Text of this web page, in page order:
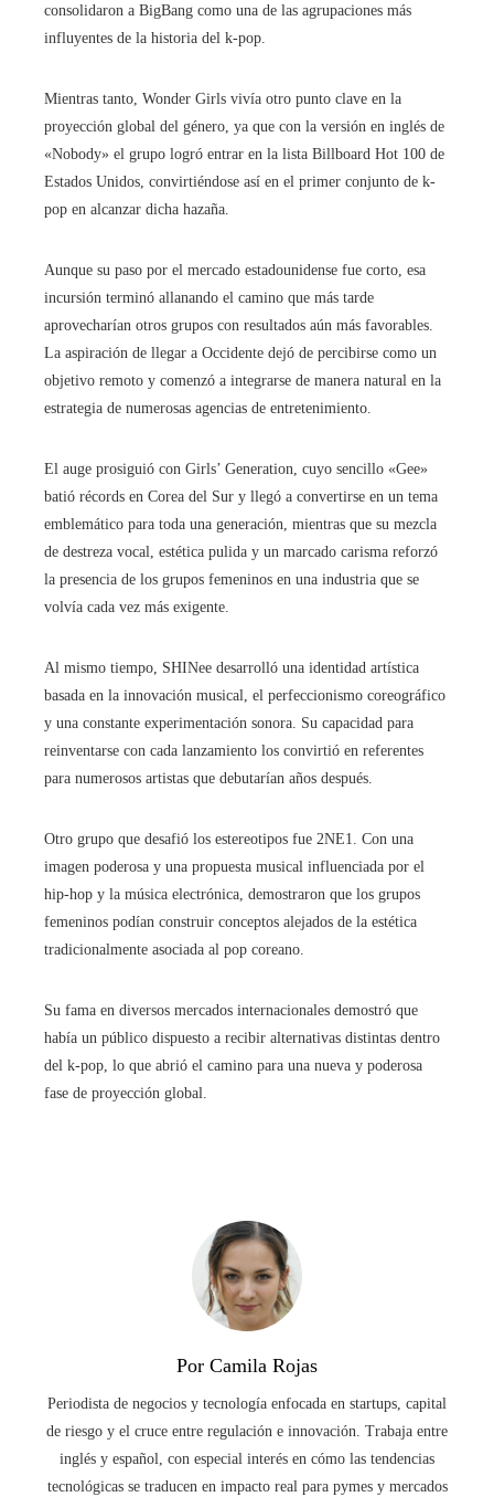
consolidaron a BigBang como una de las agrupaciones más
influyentes de la historia del k-pop.
Mientras tanto, Wonder Girls vivía otro punto clave en la
proyección global del género, ya que con la versión en inglés de
«Nobody» el grupo logró entrar en la lista Billboard Hot 100 de
Estados Unidos, convirtiéndose así en el primer conjunto de k-
pop en alcanzar dicha hazaña.
Aunque su paso por el mercado estadounidense fue corto, esa
incursión terminó allanando el camino que más tarde
aprovecharían otros grupos con resultados aún más favorables.
La aspiración de llegar a Occidente dejó de percibirse como un
objetivo remoto y comenzó a integrarse de manera natural en la
estrategia de numerosas agencias de entretenimiento.
El auge prosiguió con Girls’ Generation, cuyo sencillo «Gee»
batió récords en Corea del Sur y llegó a convertirse en un tema
emblemático para toda una generación, mientras que su mezcla
de destreza vocal, estética pulida y un marcado carisma reforzó
la presencia de los grupos femeninos en una industria que se
volvía cada vez más exigente.
Al mismo tiempo, SHINee desarrolló una identidad artística
basada en la innovación musical, el perfeccionismo coreográfico
y una constante experimentación sonora. Su capacidad para
reinventarse con cada lanzamiento los convirtió en referentes
para numerosos artistas que debutarían años después.
Otro grupo que desafió los estereotipos fue 2NE1. Con una
imagen poderosa y una propuesta musical influenciada por el
hip-hop y la música electrónica, demostraron que los grupos
femeninos podían construir conceptos alejados de la estética
tradicionalmente asociada al pop coreano.
Su fama en diversos mercados internacionales demostró que
había un público dispuesto a recibir alternativas distintas dentro
del k-pop, lo que abrió el camino para una nueva y poderosa
fase de proyección global.
Por Camila Rojas
Periodista de negocios y tecnología enfocada en startups, capital
de riesgo y el cruce entre regulación e innovación. Trabaja entre
inglés y español, con especial interés en cómo las tendencias
tecnológicas se traducen en impacto real para pymes y mercados